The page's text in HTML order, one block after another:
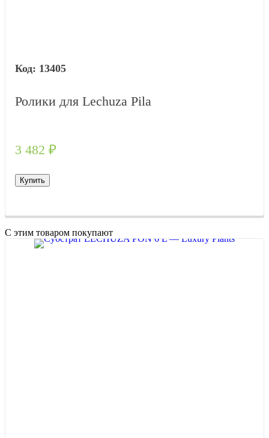
13405
Ролики для Lechuza Pila
3 482 ₽
Купить
С этим товаром покупают